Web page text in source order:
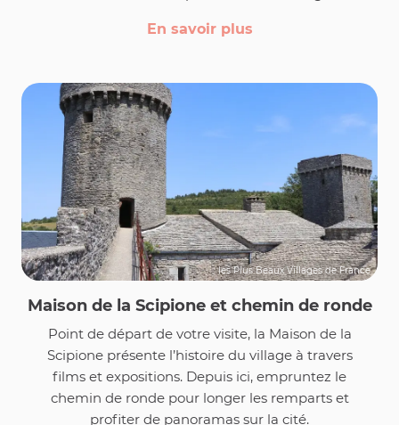
En savoir plus
les Plus Beaux Villages de France
Maison de la Scipione et chemin de ronde
Point de départ de votre visite, la Maison de la
Scipione présente l’histoire du village à travers
films et expositions. Depuis ici, empruntez le
chemin de ronde pour longer les remparts et
profiter de panoramas sur la cité.